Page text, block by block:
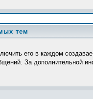
тем
его в каждом
За дополнительной